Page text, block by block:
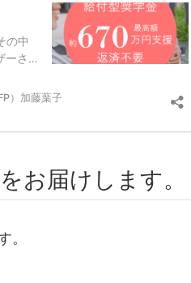
お届けします。
。